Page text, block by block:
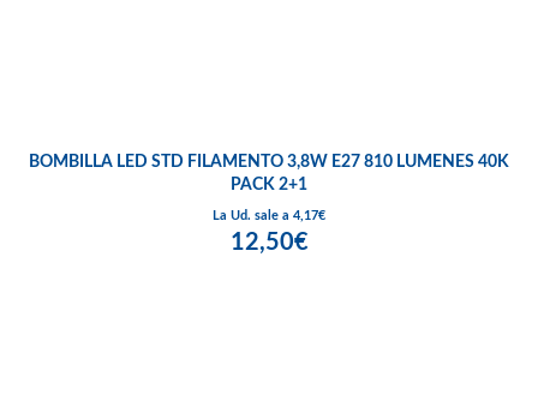
BOMBILLA LED STD FILAMENTO 3,8W E27 810 LUMENES 40K
PACK 2+1
La Ud. sale a 4,17€
12,50€